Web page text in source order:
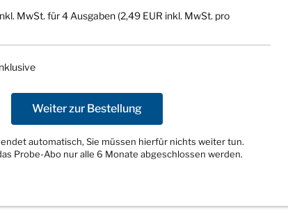
MwSt. für 4 Ausgaben (2,49 EUR inkl. MwSt. pro
Weiter zur Bestellung
automatisch, Sie müssen hierfür nichts weiter tun.
Probe-Abo nur alle 6 Monate abgeschlossen werden.